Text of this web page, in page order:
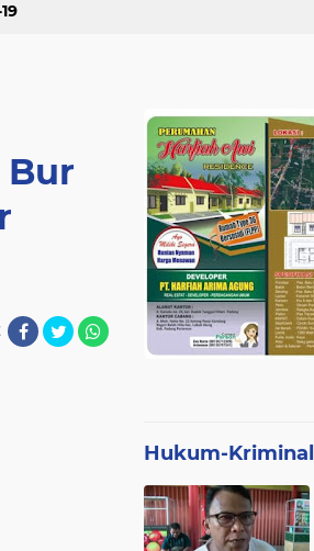
Longsor Ganggu Akses Jalan Pada Empat Titik
Bur
Hukum-Kriminal